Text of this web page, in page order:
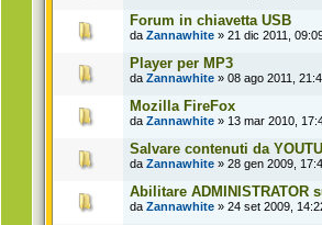
Forum in chiavetta USB
da Zannawhite » 21 dic 2011,
Player per MP3
da Zannawhite » 08 ago 2011,
Mozilla FireFox
da Zannawhite » 13 mar 2010,
Salvare contenuti da
da Zannawhite » 28 gen 2009,
Abilitare ADMINISTRATOR
da Zannawhite » 24 set 2009,